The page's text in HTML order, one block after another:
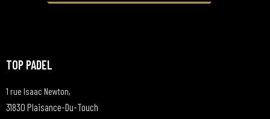
TOP PADEL
1 rue Isaac Newton,
31830 Plaisance-Du-Touch